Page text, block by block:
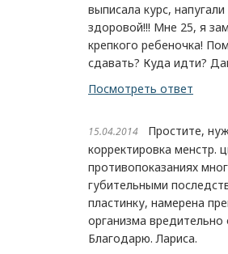
выписала курс,
здоровой!!! Мне 25, я
крепкого ребеночка!
сдавать? Куда идти?
Посмотреть ответ
15.04.2014 Простите,
корректировка менстр.
противопоказаниях
губительными
пластинку, намерена
организма вредительно
Благодарю. Лариса.